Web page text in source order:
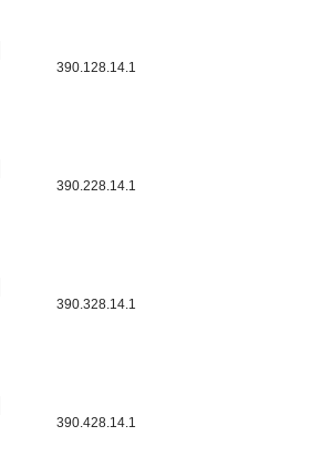
390.128.14.1
390.228.14.1
390.328.14.1
390.428.14.1